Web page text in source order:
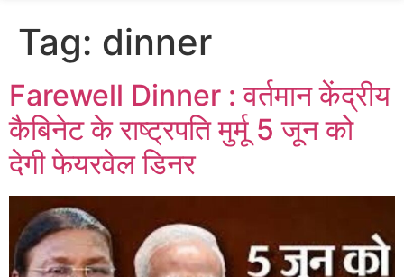
Tag: dinner
Farewell Dinner : वर्तमान केंद्रीय
कैबिनेट के राष्ट्रपति मुर्मू 5 जून को
देगी फेयरवेल डिनर